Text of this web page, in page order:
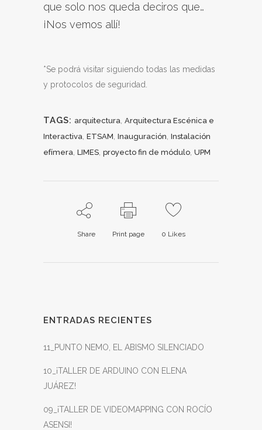
que solo nos queda deciros que…
¡Nos vemos allí!
*Se podrá visitar siguiendo todas las medidas
y protocolos de seguridad.
TAGS: arquitectura Arquitectura Escénica e
Interactiva ETSAM Inauguración Instalación
efímera LIMES proyecto fin de módulo UPM
Share Print page 0 Likes
ENTRADAS RECIENTES
11_PUNTO NEMO, EL ABISMO SILENCIADO
10_¡TALLER DE ARDUINO CON ELENA
JUÁREZ!
09_¡TALLER DE VIDEOMAPPING CON ROCÍO
ASENSI!